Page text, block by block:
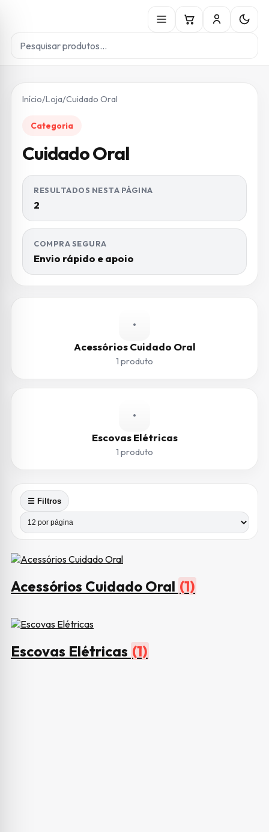
Início/Loja/Cuidado Oral
Categoria
Cuidado Oral
RESULTADOS NESTA PÁGINA
2
COMPRA SEGURA
Envio rápido e apoio
•
Acessórios Cuidado Oral
1 produto
•
Escovas Elétricas
1 produto
☰ Filtros
Produtos por página
Número de colunas
Acessórios Cuidado Oral (1)
Escovas Elétricas (1)